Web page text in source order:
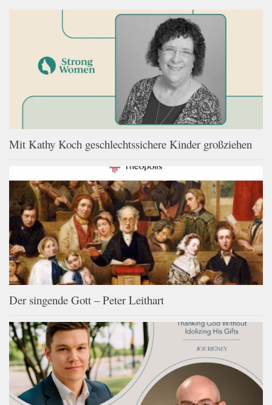
Mit Kathy Koch geschlechtssichere Kinder großziehen
Der singende Gott – Peter Leithart